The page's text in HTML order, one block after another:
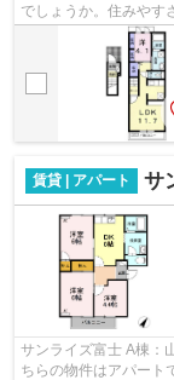
でしょうか。住みやす
リアや光周辺でのお部
賃貸 | アパート サ
サンライズ富士 A棟：
ちらの物件はアパート